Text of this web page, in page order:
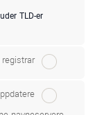
TLD-er